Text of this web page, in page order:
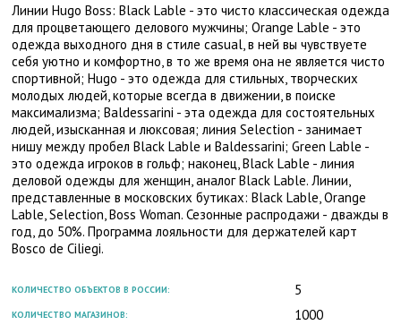
Линии Hugo Boss: Black Lable - это чисто классическая одежда
для процветающего делового мужчины; Orange Lable - это
одежда выходного дня в стиле casual, в ней вы чувствуете
себя уютно и комфортно, в то же время она не является чисто
спортивной; Hugo - это одежда для стильных, творческих
молодых людей, которые всегда в движении, в поиске
максимализма; Baldessarini - эта одежда для состоятельных
людей, изысканная и люксовая; линия Selection - занимает
нишу между пробел Black Lable и Baldessarini; Green Lable -
это одежда игроков в гольф; наконец, Black Lable - линия
деловой одежды для женщин, аналог Black Lable. Линии,
представленные в московских бутиках: Black Lable, Orange
Lable, Selection, Boss Woman. Сезонные распродажи - дважды в
год, до 50%. Программа лояльности для держателей карт
Bosco de Ciliegi.
КОЛИЧЕСТВО ОБЪЕКТОВ В РОССИИ: 5
КОЛИЧЕСТВО МАГАЗИНОВ: 1000